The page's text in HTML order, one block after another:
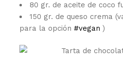
80 gr. de aceite de coco
150 gr. de queso crema
para la opción#vegan )